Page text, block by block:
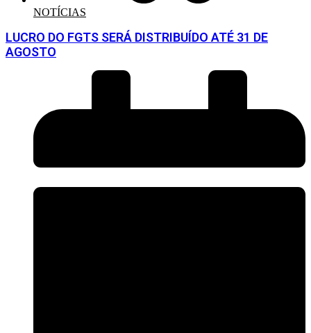
NOTÍCIAS
LUCRO DO FGTS SERÁ DISTRIBUÍDO ATÉ 31 DE
AGOSTO